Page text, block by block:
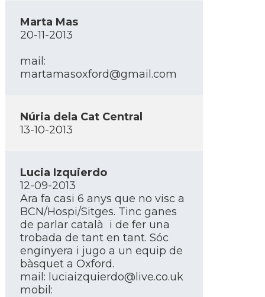
Marta Mas
20-11-2013
mail:
martamasoxford@gmail.com
Núria dela Cat Central
13-10-2013
Lucia Izquierdo
12-09-2013
Ara fa casi 6 anys que no visc a
BCN/Hospi/Sitges. Tinc ganes
de parlar català i de fer una
trobada de tant en tant. Sóc
enginyera i jugo a un equip de
bàsquet a Oxford.
mail: luciaizquierdo@live.co.uk
mobil: